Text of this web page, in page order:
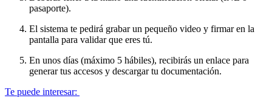
pasaporte).
El sistema te pedirá grabar un pequeño video y firmar en la
pantalla para validar que eres tú.
En unos días (máximo 5 hábiles), recibirás un enlace para
generar tus accesos y descargar tu documentación.
Te puede interesar: